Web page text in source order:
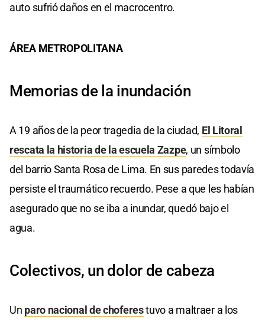
auto sufrió daños en el macrocentro.
ÁREA METROPOLITANA
Memorias de la inundación
A 19 años de la peor tragedia de la ciudad, El Litoral
rescata la historia de la escuela Zazpe, un símbolo
del barrio Santa Rosa de Lima. En sus paredes todavía
persiste el traumático recuerdo. Pese a que les habían
asegurado que no se iba a inundar, quedó bajo el
agua.
Colectivos, un dolor de cabeza
Un paro nacional de choferestuvo a maltraer a los